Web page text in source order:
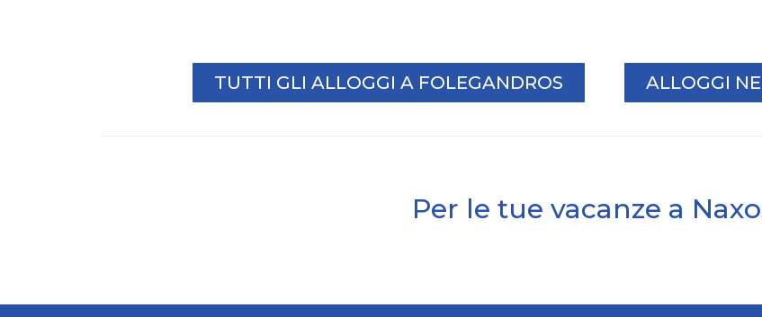
TUTTI GLI ALLOGGI A FOLEGANDROS ALLOGGI
Per le tue vacanze a